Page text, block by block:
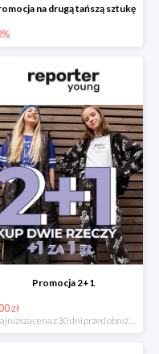
na drugą tańszą sztukę
Promocja 2+1
zł